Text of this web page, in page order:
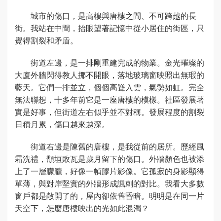
城市的傷口，是高樓與唐樓之間、不可跨越的長
街。我站在中間，抬眼望著記憶中從小居住的街區，只
覺得割裂和矛盾。
街道左邊，是一排剛重建完成的物業。金光璀璨的
大廈外牆閃得教人挪不開眼，落地玻璃窗映照出無瑕的
藍天。它們一排並立，個個高聳入雲，氣勢如虹。完全
無法聯想，十多年前它是一座唐樓的模樣。社區發展著
實是好事，但街道左右似乎並不對稱。發展程度的割裂
日積月累，傷口越來越深。
街道右邊是陳舊的唐樓，是我從前的居所。歷經風
霜洗禮，頹垣敗瓦是歲月留下的傷口。外牆顏色也被添
上了一層朦朧，好像一幀膠片影像。它孤寂的身影顯得
單薄，與對岸堅實的外牆形成諷刺的對比。我看大多數
窗戶都是敞開了的，屋內卻依舊昏暗。明明是在同一片
天空下，怎麼唐樓映出的光如此混濁？